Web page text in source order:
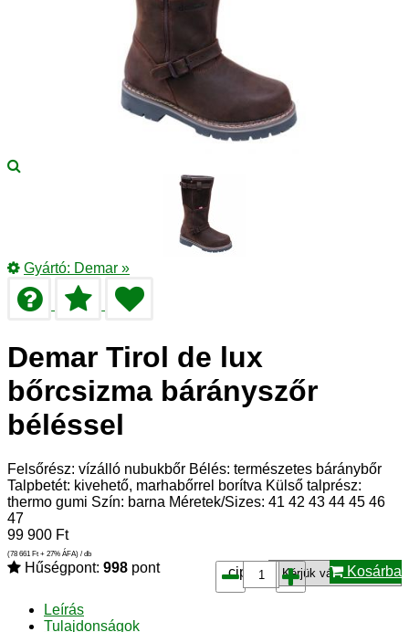
Gyártó: Demar »
Demar Tirol de lux
bőrcsizma bárányszőr
béléssel
Felsőrész: vízálló nubukbőr Bélés: természetes báránybőr
Talpbetét: kivehető, marhabőrrel borítva Külső talprész:
thermo gumi Szín: barna Méretek/Sizes: 41 42 43 44 45 46
47
99 900 Ft
(78 661 Ft + 27% ÁFA) / db
Hűségpont: 998 pont cipő*: Kosárba
Leírás
Tulajdonságok